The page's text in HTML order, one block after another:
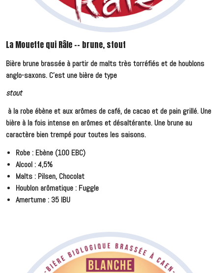
La Mouette qui Râle -- brune, stout
Bière brune brassée à partir de malts très torréfiés et de houblons
anglo-saxons. C'est une bière de type
stout
à la robe ébène et aux arômes de café, de cacao et de pain grillé. Une
bière à la fois intense en arômes et désaltérante. Une brune au
caractère bien trempé pour toutes les saisons.
Robe : Ebène (100 EBC)
Alcool : 4,5%
Malts : Pilsen, Chocolat
Houblon arômatique : Fuggle
Amertume : 35 IBU